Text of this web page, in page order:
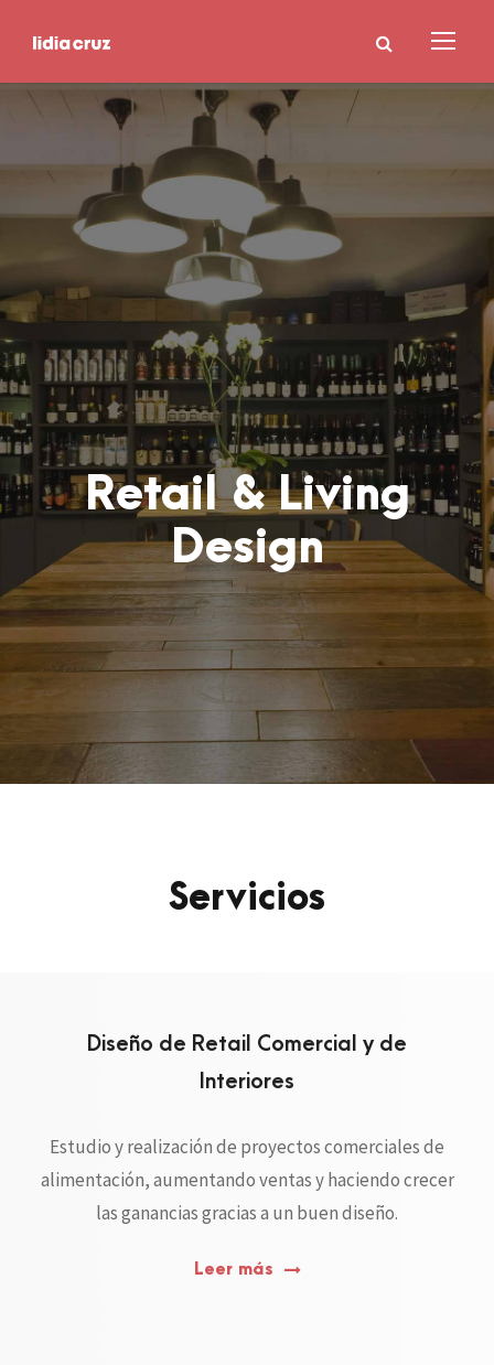
Retail & Living
Design
Servicios
Diseño de Retail Comercial y de
Interiores
Estudio y realización de proyectos comerciales de
alimentación, aumentando ventas y haciendo crecer
las ganancias gracias a un buen diseño.
Leer más